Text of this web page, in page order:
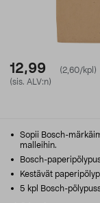
12,99
(2,60/kpl)
(sis. ALV:n)
Sopii Bosch-
malleihin.
Bosch-
Kestävät
5 kpl Bosch-